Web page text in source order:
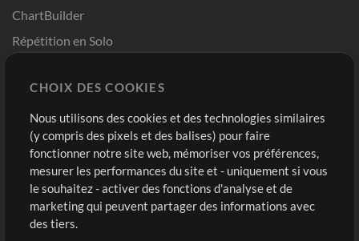
ChartBuilder
Répétition en Solo
Modèles ProPresenter
Sons
Boutique
Acheter des crédits
Contenu gratuit
Demander les pistes
Compte
Connexion
S'inscrire
CHOIX DES COOKIES
Nous utilisons des cookies et des technologies similaires
(y compris des pixels et des balises) pour faire
fonctionner notre site web, mémoriser vos préférences,
mesurer les performances du site et - uniquement si vous
le souhaitez - activer des fonctions d'analyse et de
marketing qui peuvent partager des informations avec
des tiers.